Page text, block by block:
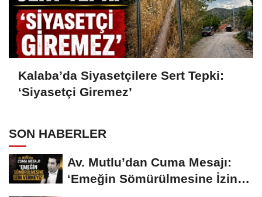
Kalaba’da Siyasetçilere Sert Tepki:
‘Siyasetçi Giremez’
SON HABERLER
Av. Mutlu’dan Cuma Mesajı:
‘Emeğin Sömürülmesine İzin